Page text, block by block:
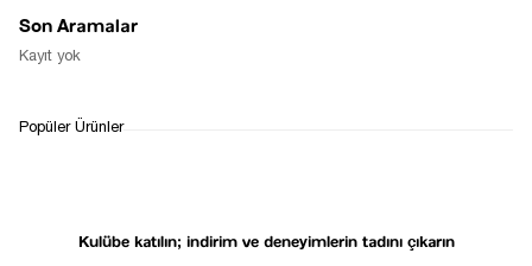
İADE&DEĞİŞİM
Kulübe katılın; indirim ve deneyimlerin tadını çıkarın
Son Aramalar
Kayıt yok
Popüler Ürünler